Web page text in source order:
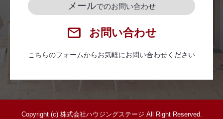
メールでのお問い合わせ
お問い合わせ
こちらのフォームからお気軽にお問い合わせください
Copyright (c) 株式会社ハウジングステージ All Right Reserved.